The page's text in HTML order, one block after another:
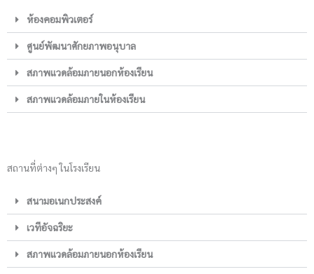
ห้องคอมพิวเตอร์
ศูนย์พัฒนาศักยภาพอนุบาล
สภาพแวดล้อมภายนอกห้องเรียน
สภาพแวดล้อมภายในห้องเรียน
สถานที่ต่างๆ ในโรงเรียน
สนามอเนกประสงค์
เวทีอัจฉริยะ
สภาพแวดล้อมภายนอกห้องเรียน